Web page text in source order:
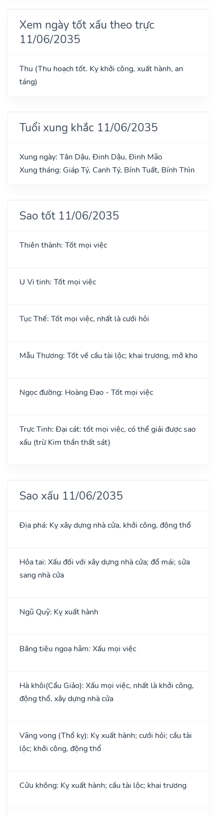
Xem ngày tốt xấu theo trực
11/06/2035
Thu (Thu hoạch tốt. Kỵ khởi công, xuất hành, an
táng)
Tuổi xung khắc 11/06/2035
Xung ngày: Tân Dậu, Đinh Dậu, Đinh Mão
Xung tháng: Giáp Tý, Canh Tý, Bính Tuất, Bính Thìn
Sao tốt 11/06/2035
Thiên thành: Tốt mọi việc
U Vi tinh: Tốt mọi việc
Tục Thế: Tốt mọi việc, nhất là cưới hỏi
Mẫu Thương: Tốt về cầu tài lộc; khai trương, mở kho
Ngọc đường: Hoàng Đạo - Tốt mọi việc
Trực Tinh: Đại cát: tốt mọi việc, có thể giải được sao
xấu (trừ Kim thần thất sát)
Sao xấu 11/06/2035
Địa phá: Kỵ xây dựng nhà cửa, khởi công, động thổ
Hỏa tai: Xấu đối với xây dựng nhà cửa; đổ mái; sửa
sang nhà cửa
Ngũ Quỹ: Kỵ xuất hành
Băng tiêu ngoạ hãm: Xấu mọi việc
Hà khôi(Cẩu Giảo): Xấu mọi việc, nhất là khởi công,
động thổ, xây dựng nhà cửa
Vãng vong (Thổ kỵ): Kỵ xuất hành; cưới hỏi; cầu tài
lộc; khởi công, động thổ
Cửu không: Kỵ xuất hành; cầu tài lộc; khai trương